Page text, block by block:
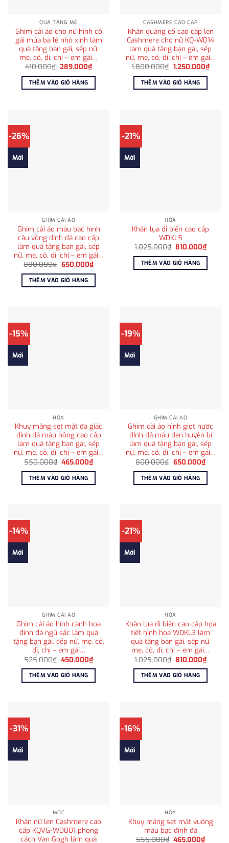
QUÀ TẶNG MẸ
Ghim cài áo cho nữ hình cô
gái múa ba lê nhỏ xinh làm
quà tặng bạn gái, sếp nữ,
mẹ, cô, dì, chị – em gái…
410.000₫ Giá
là:
410.000₫.
289.000₫Giá
tại
THÊM VÀO GIỎ HÀNG
CASHMERE CAO CẤP
Khăn quàng cổ cao cấp len
Cashmere cho nữ KQ-WD14
làm quà tặng bạn gái, sếp
nữ, mẹ, cô, dì, chị – em gái…
1.800.000₫ Giá
là:
1.800.000₫.
1.250.000₫Giá
THÊM VÀO GIỎ HÀNG
-26%
Mới
GHIM CÀI ÁO
Ghim cài áo màu bạc hình
cầu vồng đính đá cao cấp
làm quà tặng bạn gái, sếp
nữ, mẹ, cô, dì, chị – em gái…
880.000₫ Giá
là:
880.000₫.
650.000₫Giá
hiện
tại
650.000₫.
THÊM VÀO GIỎ HÀNG
-21%
Mới
HỎA
Khăn lụa đi biển cao cấp
WDKL5
1.025.000₫ Giá
là:
1.025.000₫.
810.000₫Giá
hiện
tại
THÊM VÀO GIỎ HÀNG
-15%
Mới
HỎA
Khuy măng set mặt đa giác
đính đá màu hồng cao cấp
làm quà tặng bạn gái, sếp
nữ, mẹ, cô, dì, chị – em gái…
550.000₫ Giá
là:
550.000₫.
465.000₫Giá
hiện
tại
465.000₫.
THÊM VÀO GIỎ HÀNG
-19%
Mới
GHIM CÀI ÁO
Ghim cài áo hình giọt nước
đính đá màu đen huyền bí
làm quà tặng bạn gái, sếp
nữ, mẹ, cô, dì, chị – em gái…
800.000₫ Giá
là:
800.000₫.
650.000₫Giá
hiện
tại
THÊM VÀO GIỎ HÀNG
-14%
Mới
GHIM CÀI ÁO
Ghim cài áo hình cành hoa
đính đá ngũ sắc làm quà
tặng bạn gái, sếp nữ, mẹ, cô,
dì, chị – em gái…
525.000₫ Giá
là:
525.000₫.
450.000₫Giá
hiện
tại
450.000₫.
THÊM VÀO GIỎ HÀNG
-21%
Mới
HỎA
Khăn lụa đi biển cao cấp họa
tiết hình hoa WDKL3 làm
quà tặng bạn gái, sếp nữ,
mẹ, cô, dì, chị – em gái…
1.025.000₫ Giá
là:
1.025.000₫.
810.000₫Giá
hiện
tại
THÊM VÀO GIỎ HÀNG
-31%
Mới
MỘC
Khăn nữ len Cashmere cao
cấp KQVG-WD001 phong
cách Van Gogh làm quà
-16%
Mới
HỎA
Khuy măng set mặt vuông
màu bạc đính đá
555.000₫ Giá
465.000₫Giá